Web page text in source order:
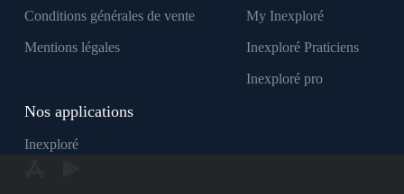
Conditions générales de vente
Mentions légales
My Inexploré
Inexploré Praticiens
Inexploré pro
Nos applications
Inexploré